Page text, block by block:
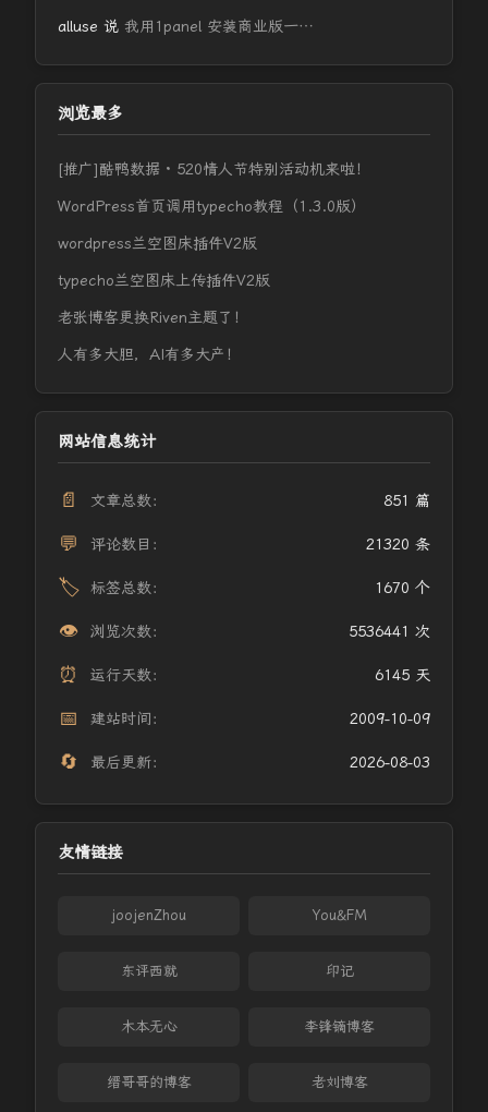
alluse 说 我用1panel 安装商业版一…
浏览最多
[推广]酷鸭数据 · 520情人节特别活动机来啦！
WordPress首页调用typecho教程（1.3.0版）
wordpress兰空图床插件V2版
typecho兰空图床上传插件V2版
老张博客更换Riven主题了！
人有多大胆，AI有多大产！
网站信息统计
📄 文章总数： 851 篇
💬 评论数目： 21320 条
🏷️ 标签总数： 1670 个
👁️ 浏览次数： 5536441 次
⏰ 运行天数： 6145 天
📅 建站时间： 2009-10-09
🔄 最后更新： 2026-08-03
友情链接
joojenZhou You&FM
东评西就 印记
木本无心 李锋镝博客
缙哥哥的博客 老刘博客